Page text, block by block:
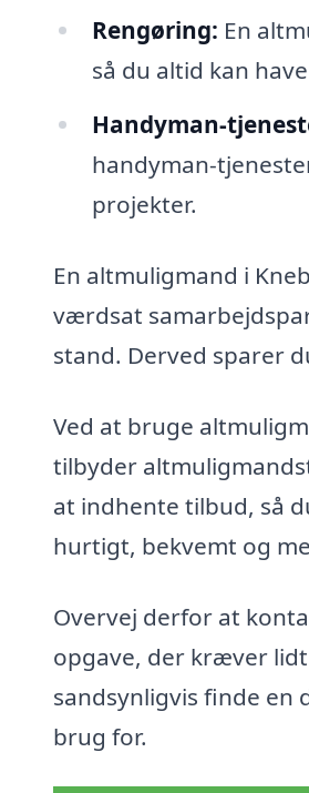
Rengøring: En
så du altid kan
Handyman-
handyman-
projekter.
En altmuligmand i
værdsat
stand. Derved sparer
Ved at bruge
tilbyder
at indhente tilbud, så
hurtigt, bekvemt og
Overvej derfor at
opgave, der kræver
sandsynligvis finde
brug for.